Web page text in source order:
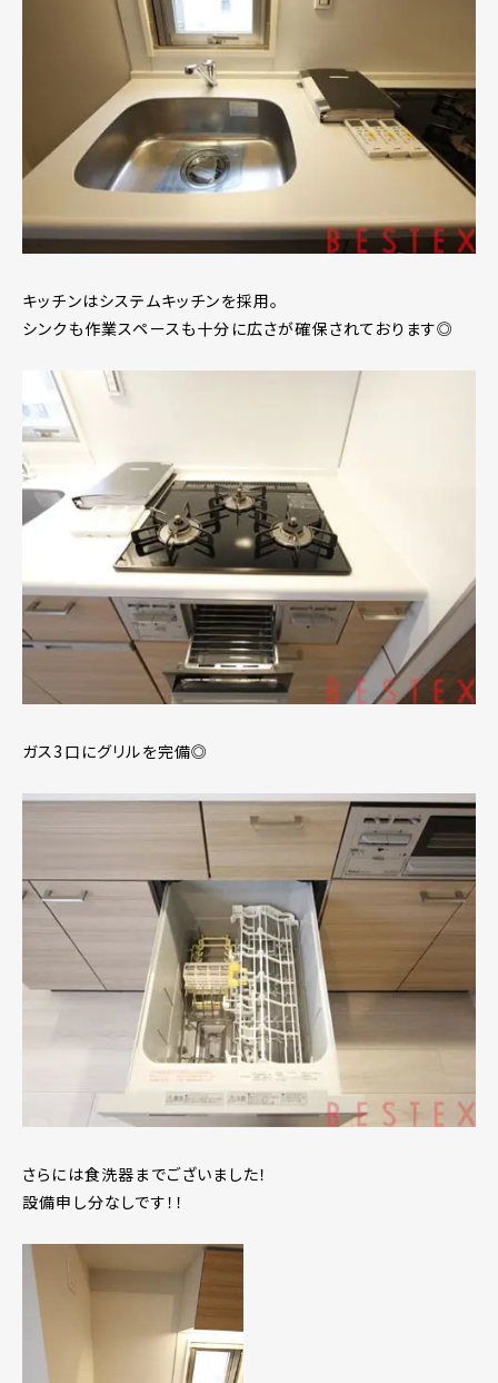
キッチンはシステムキッチンを採用。
シンクも作業スペースも十分に広さが確保されております◎
ガス3口にグリルを完備◎
さらには食洗器までございました！
設備申し分なしです！！